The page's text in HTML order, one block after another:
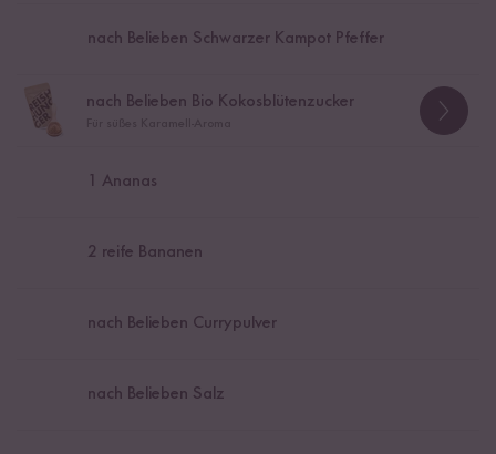
nach Belieben Schwarzer Kampot Pfeffer
nach Belieben Bio Kokosblütenzucker
1 Ananas
2 reife Bananen
nach Belieben Currypulver
nach Belieben Salz